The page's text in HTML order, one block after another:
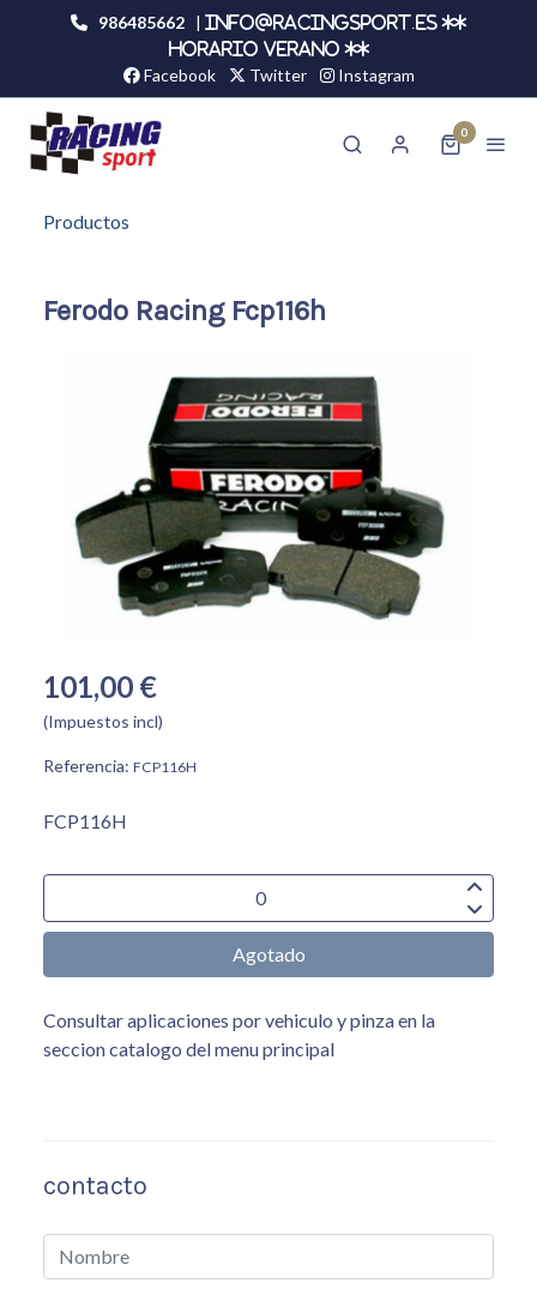
986485662 |
info@racingsport.es **
HORARIO VERANO **
Facebook Twitter Instagram
0
Productos
Ferodo Racing Fcp116h
101,00 €
(Impuestos incl)
Referencia: FCP116H
FCP116H
Agotado
Consultar aplicaciones por vehiculo y pinza en la
seccion catalogo del menu principal
contacto